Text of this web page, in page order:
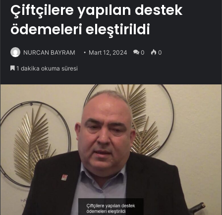
Çiftçilere yapılan destek
ödemeleri eleştirildi
NURCAN BAYRAM Mart 12, 2024 0 0
1 dakika okuma süresi